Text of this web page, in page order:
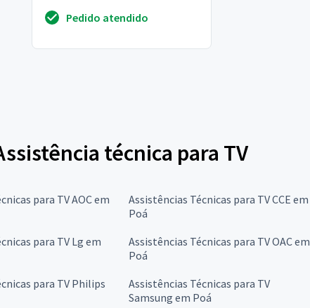
funcion...Pedido atendido
técnica para TV
para TV AOC em
Assistências Técnicas para TV CCE em
Poá
para TV Lg em
Assistências Técnicas para TV OAC em
Poá
para TV Philips
Assistências Técnicas para TV
Samsung em Poá